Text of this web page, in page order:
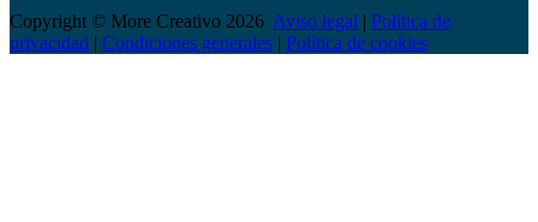
Copyright © More Creativo 2026 Aviso legal | Política de
privacidad | Condiciones generales | Política de cookies